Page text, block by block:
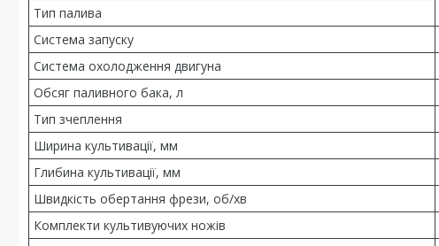
Тип палива
Система запуску
Система охолодження двигуна
Обсяг паливного бака, л
Тип зчеплення
Ширина культивації, мм
Глибина культивації, мм
Швидкість обертання фрези, об/хв
Комплекти культивуючих ножів